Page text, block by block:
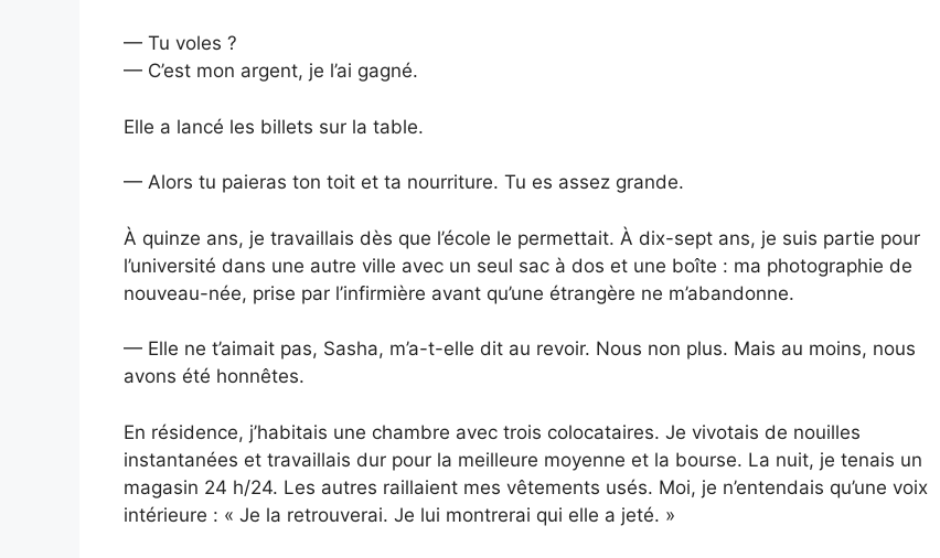
— Tu voles ?
— C’est mon argent, je l’ai gagné.
Elle a lancé les billets sur la table.
— Alors tu paieras ton toit et ta nourriture. Tu es assez grande.
À quinze ans, je travaillais dès que l’école le permettait. À dix-sept ans, je suis partie pour
l’université dans une autre ville avec un seul sac à dos et une boîte : ma photographie de
nouveau-née, prise par l’infirmière avant qu’une étrangère ne m’abandonne.
— Elle ne t’aimait pas, Sasha, m’a-t-elle dit au revoir. Nous non plus. Mais au moins, nous
avons été honnêtes.
En résidence, j’habitais une chambre avec trois colocataires. Je vivotais de nouilles
instantanées et travaillais dur pour la meilleure moyenne et la bourse. La nuit, je tenais un
magasin 24 h/24. Les autres raillaient mes vêtements usés. Moi, je n’entendais qu’une voix
intérieure : « Je la retrouverai. Je lui montrerai qui elle a jeté. »